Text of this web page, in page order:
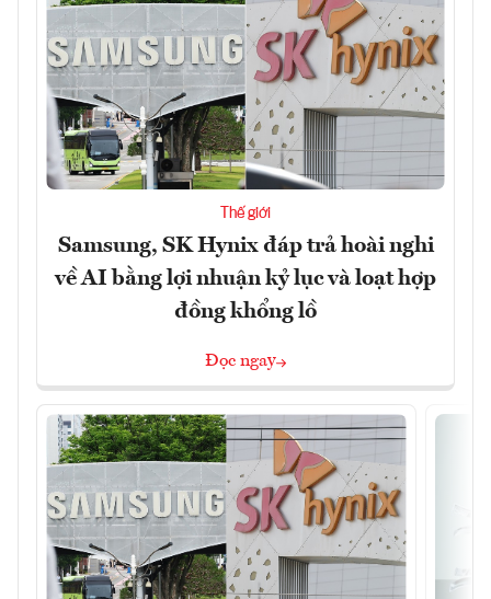
Thế giới
Samsung, SK Hynix đáp trả hoài nghi
về AI bằng lợi nhuận kỷ lục và loạt hợp
đồng khổng lồ
Đọc ngay